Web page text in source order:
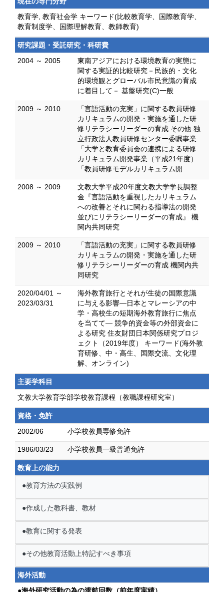
教育学, 教育社会学 キーワード(比較教育学、国際教育学、
教育制度学、国際理解教育、教師教育)
研究課題・受託研究・科研費
2004 ～ 2005
東南アジアにおける環境教育の実態に
関する実証的比較研究－民族的・文化
的環境観とグローバル市民意識の育成
に着目して－ 基盤研究(C)一般
2009 ～ 2010
「言語活動の充実」に関する教員研修
カリキュラムの開発・実施を通した研
修リテラシーリーダーの育成 その他 独
立行政法人教員研修センター委嘱事業
「大学と教育委員会の連携による研修
カリキュラム開発事業（平成21年度）
「教員研修モデルカリキュラム開
2008 ～ 2009
文教大学平成20年度文教大学学長調整
金『言語活動を重視したカリキュラム
への改善とそれに関わる指導法の開発
並びにリテラシーリーダーの育成』 機
関内共同研究
2009 ～ 2010
「言語活動の充実」に関する教員研修
カリキュラムの開発・実施を通した研
修リテラシーリーダーの育成 機関内共
同研究
2020/04/01 ～
2023/03/31
海外教育旅行とそれが生徒の国際意識
に与える影響―日本とマレーシアの中
学・高校生の短期海外教育旅行に焦点
を当てて― 競争的資金等の外部資金に
よる研究 住友財団日本関係研究プロジ
ェクト（2019年度） キーワード(海外教
育研修、中・高生、国際交流、文化理
解、オンライン)
主要学科目
文教大学教育学部学校教育課程（教職課程研究室）
資格・免許
2002/06
小学校教員専修免許
1986/03/23 小学校教員一級普通免許
教育上の能力
●教育方法の実践例
●作成した教科書、教材
●教育に関する発表
●その他教育活動上特記すべき事項
海外活動